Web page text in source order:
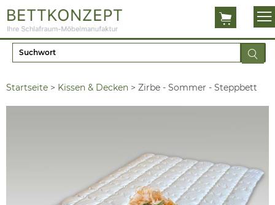
Startseite > Kissen & Decken > Zirbe - Sommer - Steppbett